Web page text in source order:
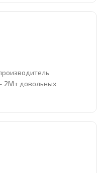
2М+ довольных